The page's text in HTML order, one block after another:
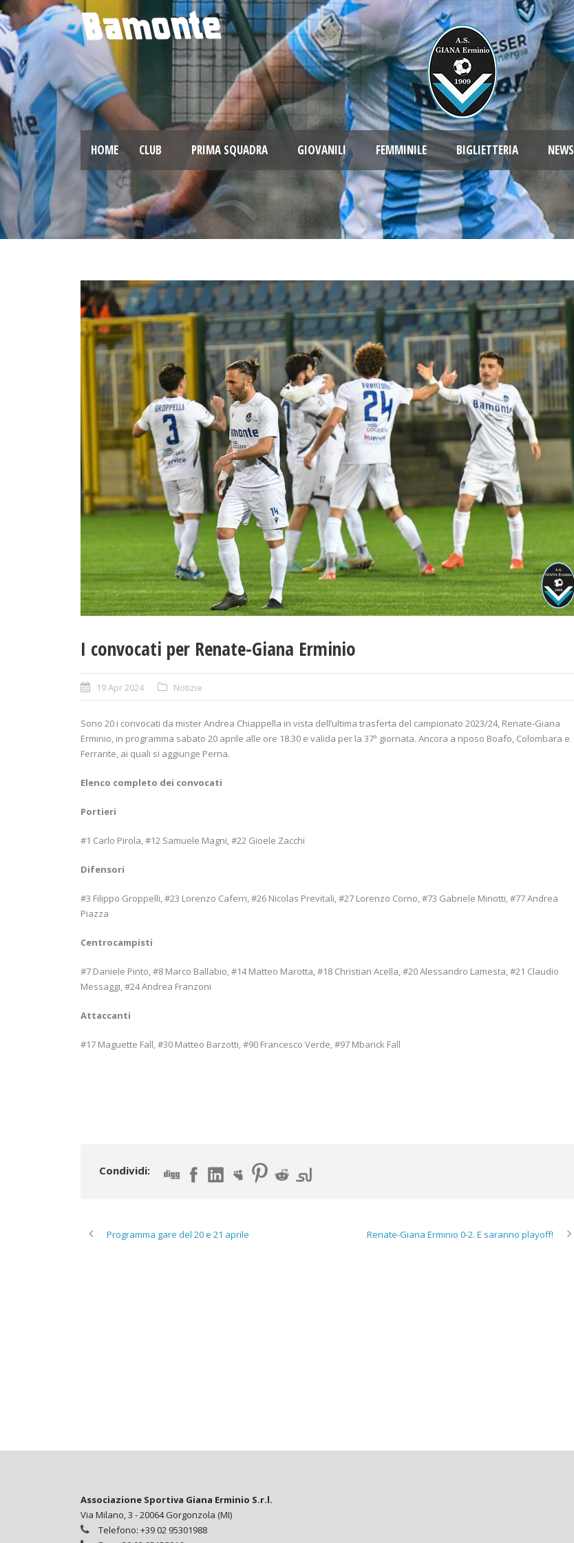
HOME CLUB PRIMA SQUADRA GIOVANILI FEMMINILE BIGLIETTERIA NEWS
I convocati per Renate-Giana Erminio
19 Apr 2024 Notizie
Sono 20 i convocati da mister Andrea Chiappella in vista dell’ultima trasferta del campionato 2023/24, Renate-Giana
Erminio, in programma sabato 20 aprile alle ore 18.30 e valida per la 37ª giornata. Ancora a riposo Boafo, Colombara e
Ferrante, ai quali si aggiunge Perna.
Elenco completo dei convocati
Portieri
#1 Carlo Pirola, #12 Samuele Magni, #22 Gioele Zacchi
Difensori
#3 Filippo Groppelli, #23 Lorenzo Caferri, #26 Nicolas Previtali, #27 Lorenzo Corno, #73 Gabriele Minotti, #77 Andrea
Piazza
Centrocampisti
#7 Daniele Pinto, #8 Marco Ballabio, #14 Matteo Marotta, #18 Christian Acella, #20 Alessandro Lamesta, #21 Claudio
Messaggi, #24 Andrea Franzoni
Attaccanti
#17 Maguette Fall, #30 Matteo Barzotti, #90 Francesco Verde, #97 Mbarick Fall
Condividi:
Programma gare del 20 e 21 aprile Renate-Giana Erminio 0-2. E saranno playoff!
Associazione Sportiva Giana Erminio S.r.l.
Via Milano, 3 - 20064 Gorgonzola (MI)
Telefono: +39 02 95301988